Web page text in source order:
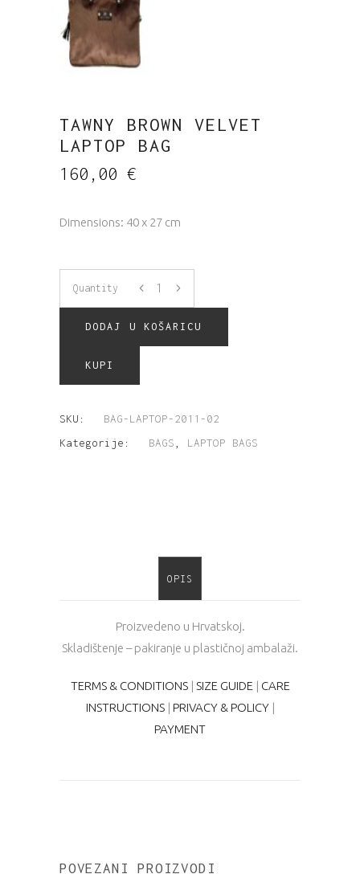
TAWNY BROWN VELVET
LAPTOP BAG
160,00 €
Dimensions: 40 x 27 cm
Quantity
DODAJ U KOŠARICU
KUPI
SKU:
BAG-LAPTOP-2011-02
Kategorije:
BAGS LAPTOP BAGS
OPIS
Proizvedeno u Hrvatskoj.
Skladištenje – pakiranje u plastičnoj ambalaži.
TERMS & CONDITIONS| SIZE GUIDE | CARE
INSTRUCTIONS| PRIVACY & POLICY|
PAYMENT
POVEZANI PROIZVODI